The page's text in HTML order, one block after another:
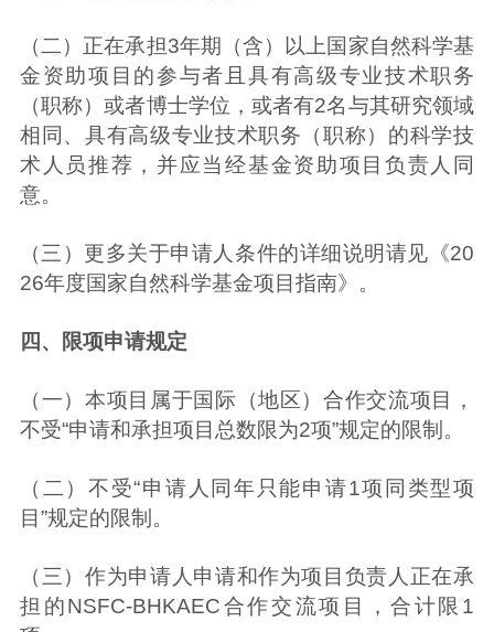
（二）正在承担3年期（含）以上国家自然科学基
金资助项目的参与者且具有高级专业技术职务
（职称）或者博士学位，或者有2名与其研究领域
相同、具有高级专业技术职务（职称）的科学技
术人员推荐，并应当经基金资助项目负责人同
意。
（三）更多关于申请人条件的详细说明请见《20
26年度国家自然科学基金项目指南》。
四、限项申请规定
（一）本项目属于国际（地区）合作交流项目，
不受“申请和承担项目总数限为2项”规定的限制。
（二）不受“申请人同年只能申请1项同类型项
目”规定的限制。
（三）作为申请人申请和作为项目负责人正在承
担的NSFC-BHKAEC合作交流项目，合计限1